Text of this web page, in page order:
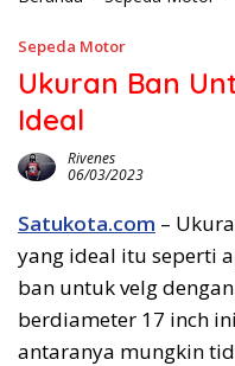
Sepeda Motor
Ukuran Ban
Ideal
Rivenes
06/03/2023
Satukota.com –
yang ideal itu seperti
ban untuk velg
berdiameter 17 inch
antaranya mungkin